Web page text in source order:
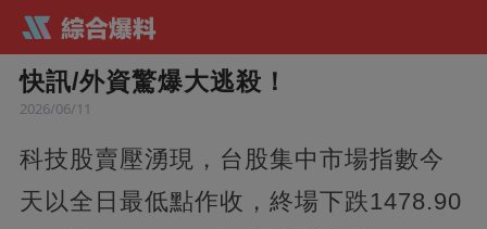
快訊/外資驚爆大逃殺！
2026/06/11
科技股賣壓湧現，台股集中市場指數今
天以全日最低點作收，終場下跌1478.90